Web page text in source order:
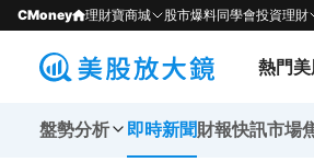
CMoney 理財寶商城 股市爆料同學會投資理財
熱門
盤勢分析 即時新聞財報快訊市場